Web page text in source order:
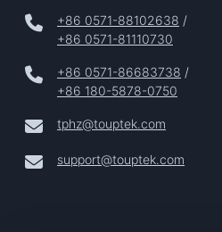
+86 0571-88102638 /
+86 0571-81110730
+86 0571-86683738 /
+86 180-5878-0750
tphz@touptek.com
support@touptek.com